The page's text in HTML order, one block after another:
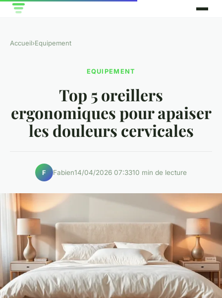
Accueil›Equipement
EQUIPEMENT
Top 5 oreillers
ergonomiques pour apaiser
les douleurs cervicales
F Fabien14/04/2026 07:3310 min de lecture